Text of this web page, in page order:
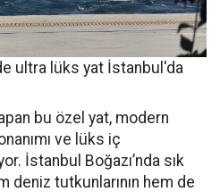
ultra lüks yat İstanbul'da
bu özel yat, modern
ve lüks iç
İstanbul Boğazı’nda sık
deniz tutkunlarının hem de